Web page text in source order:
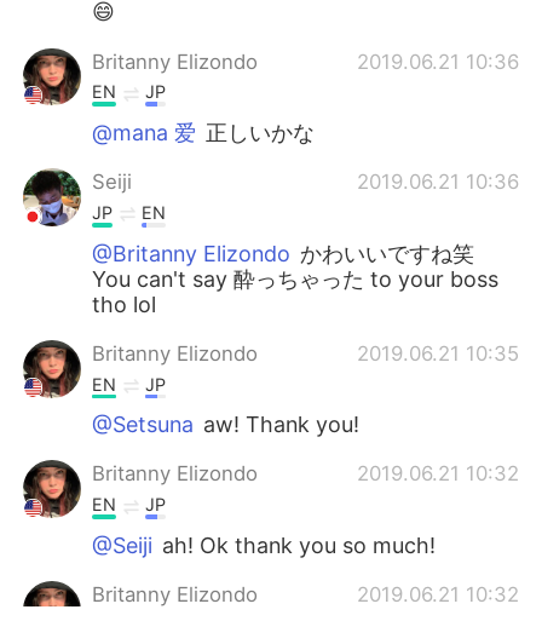
😄
Britanny Elizondo 2019.06.21 10:36
EN JP
@mana 爱 正しいかな
Seiji 2019.06.21 10:36
JP EN
@Britanny Elizondo かわいいですね笑
You can't say 酔っちゃった to your boss
tho lol
Britanny Elizondo 2019.06.21 10:35
EN JP
@Setsuna aw! Thank you!
Britanny Elizondo 2019.06.21 10:32
EN JP
@Seiji ah! Ok thank you so much!
Britanny Elizondo 2019.06.21 10:32